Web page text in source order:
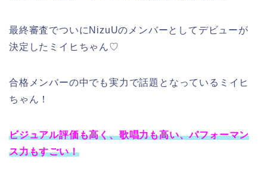
最終審査でついにNizuUのメンバーとしてデビューが
決定したミイヒちゃん♡
合格メンバーの中でも実力で話題となっているミイヒ
ちゃん！
ビジュアル評価も高く、歌唱力も高い、パフォーマン
ス力もすごい！